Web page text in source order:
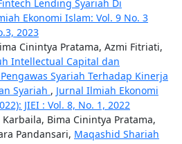
Lending Syariah Di
Ekonomi Islam: Vol. 9 No. 3
2023
Cinintya Pratama, Azmi Fitriati,
Intellectual Capital dan
Syariah Terhadap Kinerja
Syariah , Jurnal Ilmiah Ekonomi
JIEI : Vol. 8, No. 1, 2022
Bima Cinintya Pratama,
Pandansari, Maqashid Shariah